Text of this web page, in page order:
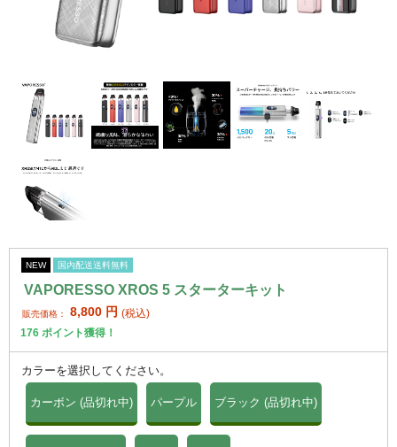
NEW 国内配送送料無料
VAPORESSO XROS 5 スターターキット
販売価格： 8,800 円(税込)
176ポイント獲得！
カラーを選択してください。
カーボン (品切れ中) パープル ブラック (品切れ中)